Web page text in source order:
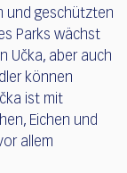
und geschützten
Parks wächst
Učka, aber auch
können
ist mit
Eichen und
allem